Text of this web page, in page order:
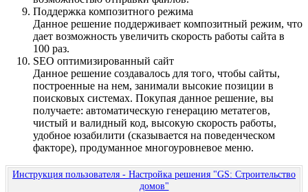
Поддержка композитного режима
Данное решение поддерживает композитный режим, что
дает возможность увеличить скорость работы сайта в
100 раз.
SEO оптимизированный сайт
Данное решение создавалось для того, чтобы сайты,
построенные на нем, занимали высокие позиции в
поисковых системах. Покупая данное решение, вы
получаете: автоматическую генерацию метатегов,
чистый и валидный код, высокую скорость работы,
удобное юзабилити (сказывается на поведенческом
факторе), продуманное многоуровневое меню.
Инструкция пользователя - Настройка решения "GS: Строительство
домов"